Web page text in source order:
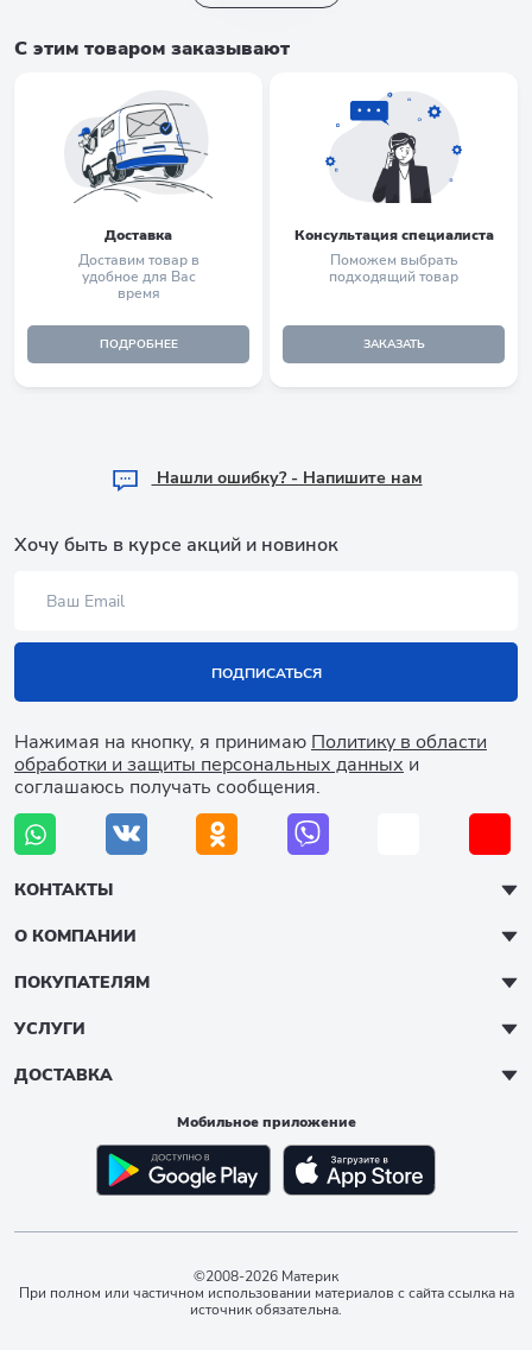
С этим товаром заказывают
Доставка
Доставим товар в
удобное для Вас
время
ПОДРОБНЕЕ
Консультация специалиста
Поможем выбрать
подходящий товар
ЗАКАЗАТЬ
Hашли ошибку? - Напишите нам
Хочу быть в курсе акций и новинок
ПОДПИСАТЬСЯ
Нажимая на кнопку, я принимаю Политику в области
обработки и защиты персональных данных и
соглашаюсь получать сообщения.
КОНТАКТЫ
О КОМПАНИИ
ПОКУПАТЕЛЯМ
УСЛУГИ
ДОСТАВКА
Мобильное приложение
©2008-2026 Материк
При полном или частичном использовании материалов с сайта ссылка на
источник обязательна.